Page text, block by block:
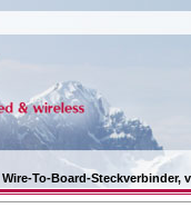
Wire-To-Board-Steckverbinder,